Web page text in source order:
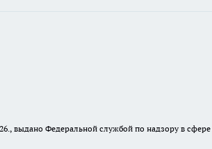
выдано Федеральной службой по надзору в сфере